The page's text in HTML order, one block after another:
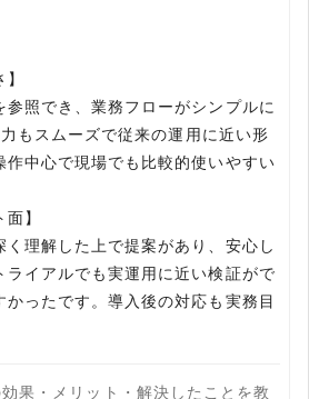
照でき、業務フローがシンプルに
もスムーズで従来の運用に近い形
作中心で現場でも比較的使いやすい
】
理解した上で提案があり、安心し
ライアルでも実運用に近い検証がで
かったです。導入後の対応も実務目
果・メリット・解決したことを教